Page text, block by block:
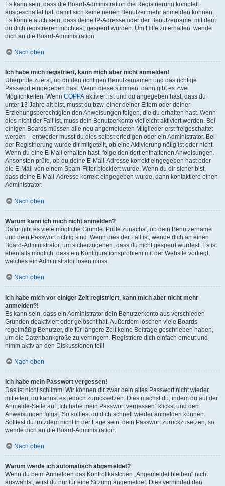
Es kann sein, dass die Board-Administration die Registrierung komplett
ausgeschaltet hat, damit sich keine neuen Benutzer mehr anmelden können.
Es könnte auch sein, dass deine IP-Adresse oder der Benutzername, mit dem
du dich registrieren möchtest, gesperrt wurden. Um Hilfe zu erhalten, wende
dich an die Board-Administration.
Nach oben
Ich habe mich registriert, kann mich aber nicht anmelden!
Überprüfe zuerst, ob du den richtigen Benutzernamen und das richtige
Passwort eingegeben hast. Wenn diese stimmen, dann gibt es zwei
Möglichkeiten. Wenn COPPA aktiviert ist und du angegeben hast, dass du
unter 13 Jahre alt bist, musst du bzw. einer deiner Eltern oder deiner
Erziehungsberechtigten den Anweisungen folgen, die du erhalten hast. Wenn
dies nicht der Fall ist, muss dein Benutzerkonto vielleicht aktiviert werden. Bei
einigen Boards müssen alle neu angemeldeten Mitglieder erst freigeschaltet
werden – entweder musst du dies selbst erledigen oder ein Administrator. Bei
der Registrierung wurde dir mitgeteilt, ob eine Aktivierung nötig ist oder nicht.
Wenn du eine E-Mail erhalten hast, folge den dort enthaltenen Anweisungen.
Ansonsten prüfe, ob du deine E-Mail-Adresse korrekt eingegeben hast oder
die E-Mail von einem Spam-Filter blockiert wurde. Wenn du dir sicher bist,
dass deine E-Mail-Adresse korrekt eingegeben wurde, dann kontaktiere einen
Administrator.
Nach oben
Warum kann ich mich nicht anmelden?
Dafür gibt es viele mögliche Gründe. Prüfe zunächst, ob dein Benutzername
und dein Passwort richtig sind. Wenn dies der Fall ist, wende dich an einen
Board-Administrator, um sicherzugehen, dass du nicht gesperrt wurdest. Es ist
ebenfalls möglich, dass ein Konfigurationsproblem mit der Website vorliegt,
welches ein Administrator lösen muss.
Nach oben
Ich habe mich vor einiger Zeit registriert, kann mich aber nicht mehr
anmelden?!
Es kann sein, dass ein Administrator dein Benutzerkonto aus verschieden
Gründen deaktiviert oder gelöscht hat. Außerdem löschen viele Boards
regelmäßig Benutzer, die für längere Zeit keine Beiträge geschrieben haben,
um die Datenbankgröße zu verringern. Registriere dich einfach erneut und
nimm aktiv an den Diskussionen teil!
Nach oben
Ich habe mein Passwort vergessen!
Das ist nicht schlimm! Wir können dir zwar dein altes Passwort nicht wieder
mitteilen, du kannst es jedoch zurücksetzen. Dies machst du, indem du auf der
Anmelde-Seite auf „Ich habe mein Passwort vergessen“ klickst und den
Anweisungen folgst. So solltest du dich schnell wieder anmelden können.
Solltest du trotzdem nicht in der Lage sein, dein Passwort zurückzusetzen, so
wende dich an die Board-Administration.
Nach oben
Warum werde ich automatisch abgemeldet?
Wenn du beim Anmelden das Kontrollkästchen „Angemeldet bleiben“ nicht
auswählst, wirst du nur für eine Sitzung angemeldet. Dies verhindert den